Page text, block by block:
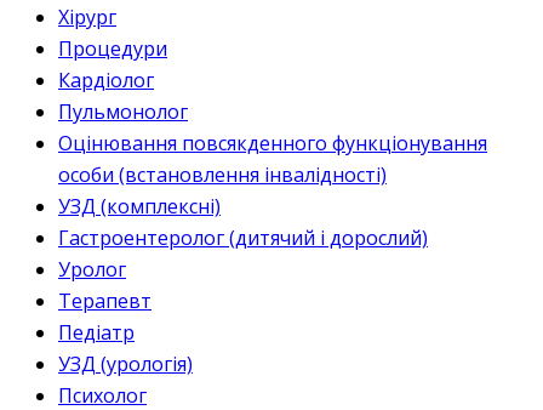
Хірург
Процедури
Кардіолог
Пульмонолог
Оцінювання повсякденного функціонування
особи (встановлення інвалідності)
УЗД (комплексні)
Гастроентеролог (дитячий і дорослий)
Уролог
Терапевт
Педіатр
УЗД (урологія)
Психолог